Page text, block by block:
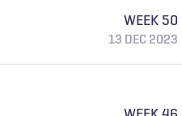
WEEK 50
13 DEC 2023